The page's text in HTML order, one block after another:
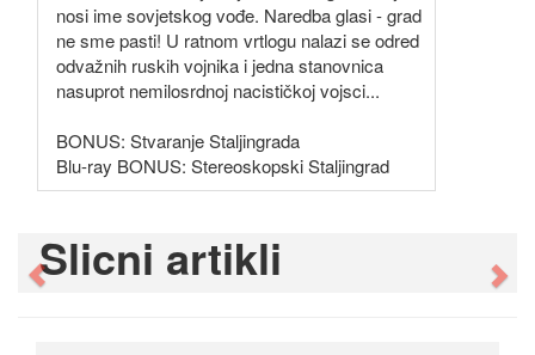
nosi ime sovjetskog vođe. Naredba glasi - grad
ne sme pasti! U ratnom vrtlogu nalazi se odred
odvažnih ruskih vojnika i jedna stanovnica
nasuprot nemilosrdnoj nacističkoj vojsci...
BONUS: Stvaranje Staljingrada
Blu-ray BONUS: Stereoskopski Staljingrad
Slicni artikli
Previous